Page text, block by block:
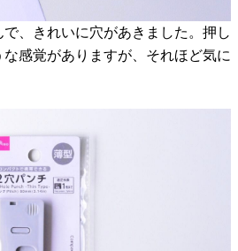
、きれいに穴があきました。押し
感覚がありますが、それほど気に